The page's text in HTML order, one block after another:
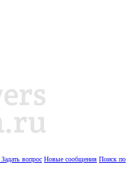
вопрос Новые сообщения Поиск по